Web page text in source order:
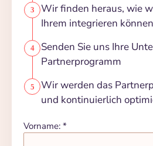
Wir finden heraus, wie
Ihrem integrieren
Senden Sie uns Ihre
Partnerprogramm
Wir werden das
und kontinuierlich
Vorname: *